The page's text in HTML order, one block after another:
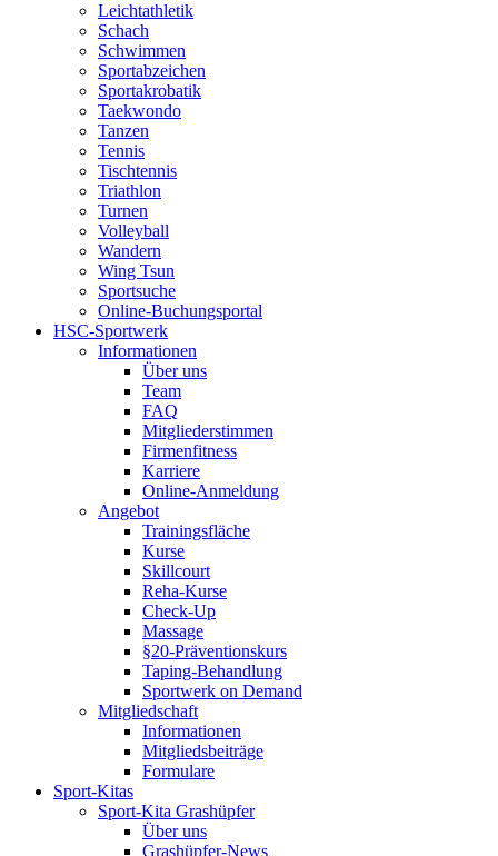
Leichtathletik
Schach
Schwimmen
Sportabzeichen
Sportakrobatik
Taekwondo
Tanzen
Tennis
Tischtennis
Triathlon
Turnen
Volleyball
Wandern
Wing Tsun
Sportsuche
Online-Buchungsportal
HSC-Sportwerk
Informationen
Über uns
Team
FAQ
Mitgliederstimmen
Firmenfitness
Karriere
Online-Anmeldung
Angebot
Trainingsfläche
Kurse
Skillcourt
Reha-Kurse
Check-Up
Massage
§20-Präventionskurs
Taping-Behandlung
Sportwerk on Demand
Mitgliedschaft
Informationen
Mitgliedsbeiträge
Formulare
Sport-Kitas
Sport-Kita Grashüpfer
Über uns
Grashüpfer-News